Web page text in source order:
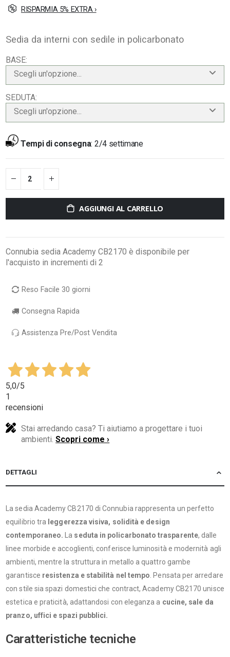
RISPARMIA 5% EXTRA ›
Sedia da interni con sedile in policarbonato
BASE
Scegli un'opzione...
SEDUTA
Scegli un'opzione...
Tempi di consegna: 2/4 settimane
AGGIUNGI AL CARRELLO
Connubia sedia Academy CB2170 è disponibile per
l'acquisto in incrementi di 2
Reso Facile 30 giorni
Consegna Rapida
Assistenza Pre/Post Vendita
5,0/5
1
recensioni
Stai arredando casa? Ti aiutiamo a progettare i tuoi
ambienti.Scopri come ›
DETTAGLI
La sedia Academy CB2170 di Connubia rappresenta un perfetto
equilibrio tra leggerezza visiva, solidità e design
contemporaneo. La seduta in policarbonato trasparente, dalle
linee morbide e accoglienti, conferisce luminosità e modernità agli
ambienti, mentre la struttura in metallo a quattro gambe
garantisce resistenza e stabilità nel tempo. Pensata per arredare
con stile sia spazi domestici che contract, Academy CB2170 unisce
estetica e praticità, adattandosi con eleganza a cucine, sale da
pranzo, uffici e spazi pubblici.
Caratteristiche tecniche